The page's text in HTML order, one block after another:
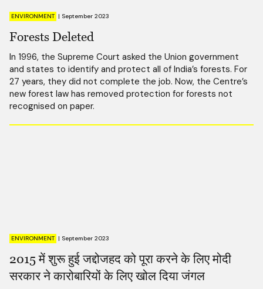
ENVIRONMENT | September 2023
Forests Deleted
In 1996, the Supreme Court asked the Union government
and states to identify and protect all of India’s forests. For
27 years, they did not complete the job. Now, the Centre’s
new forest law has removed protection for forests not
recognised on paper.
ENVIRONMENT | September 2023
2015 में शुरू हुई जद्दोजहद को पूरा करने के लिए मोदी
सरकार ने कारोबारियों के लिए खोल दिया जंगल